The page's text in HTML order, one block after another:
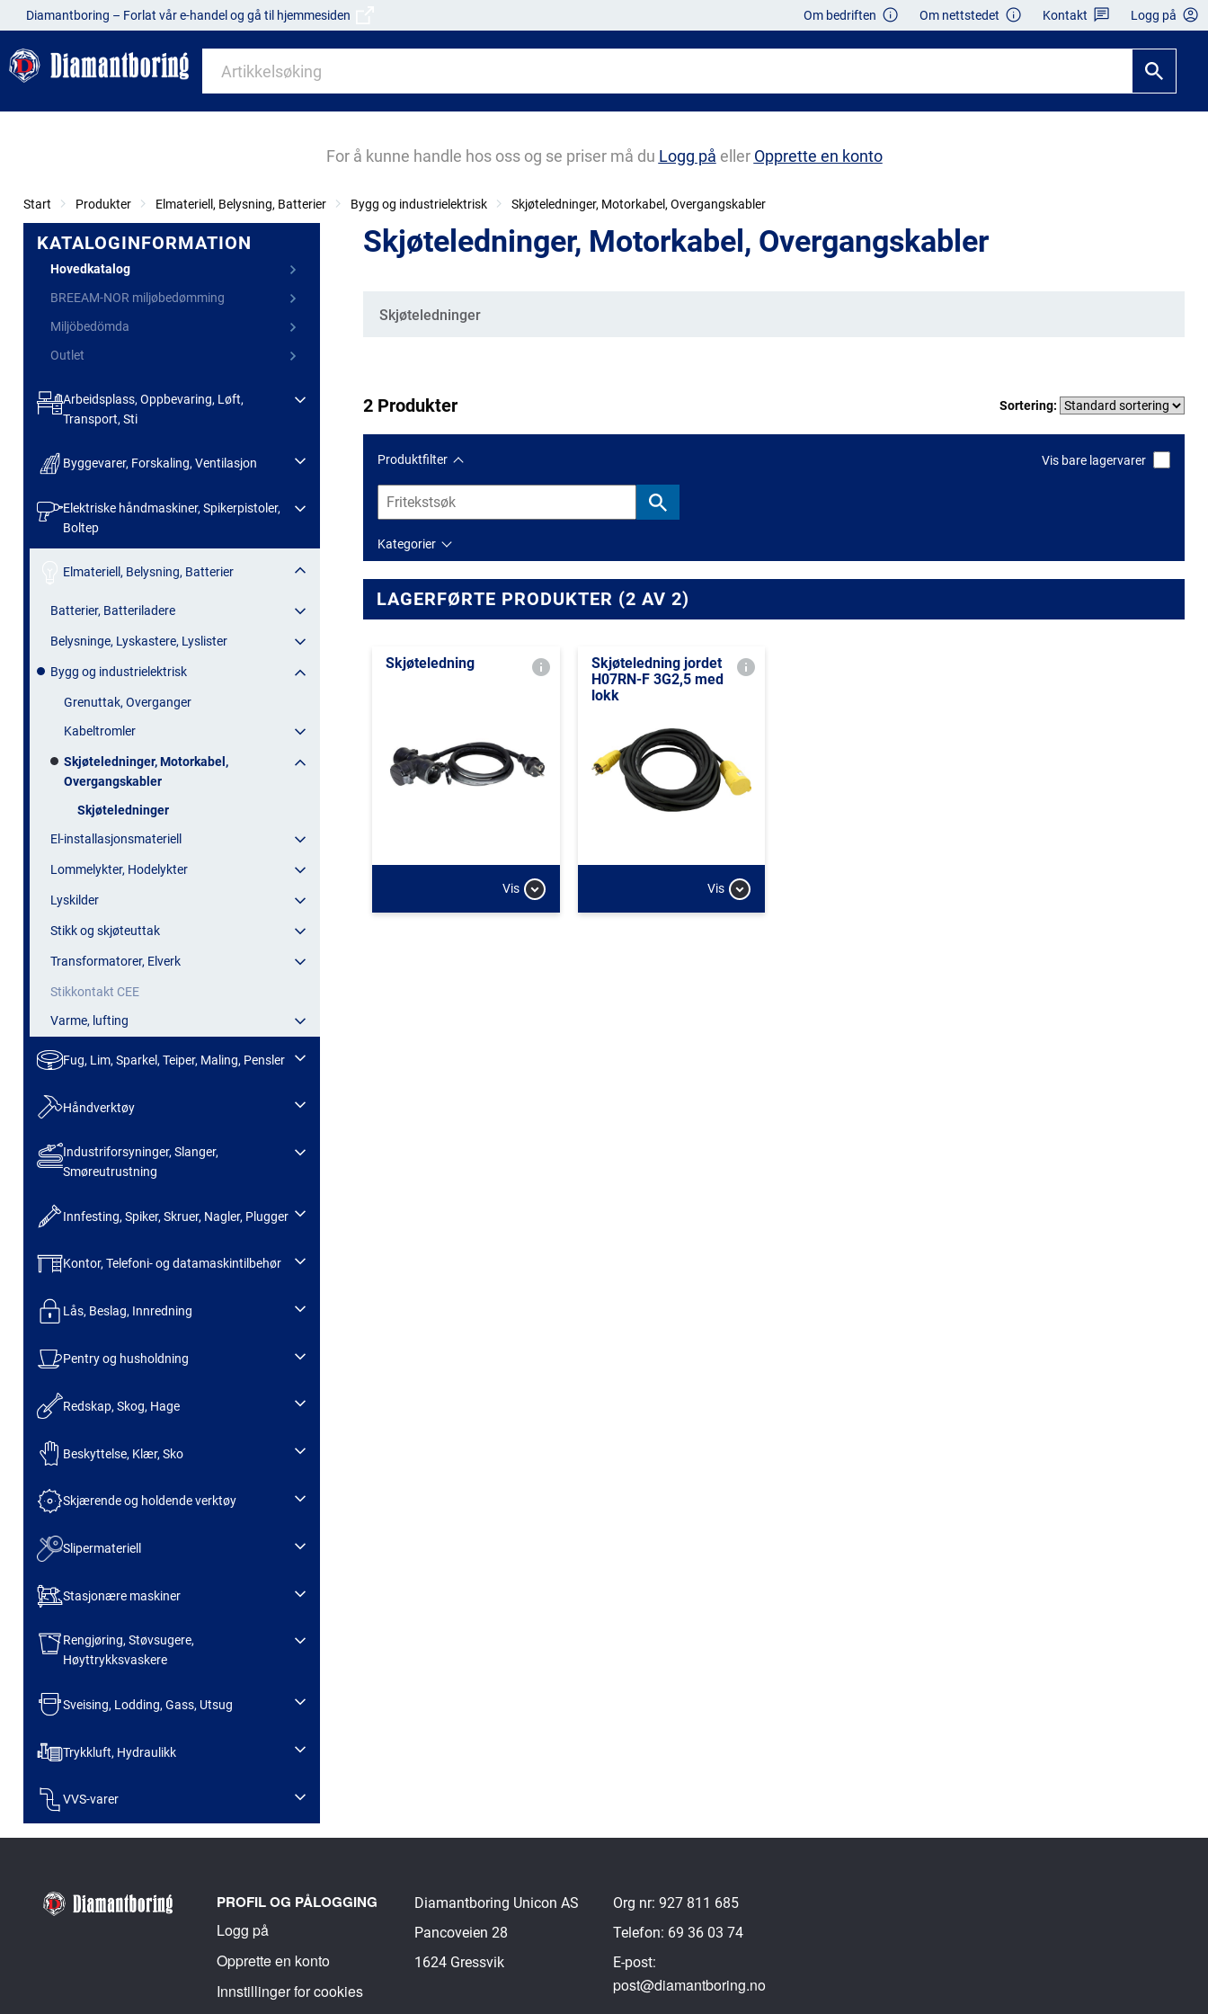
Diamantboring – Forlat vår e-handel og gå til hjemmesiden Om bedriften Om nettstedet Kontakt Logg på
For å kunne handle hos oss og se priser må du Logg på eller Opprette en konto
Start Produkter Elmateriell, Belysning, Batterier Bygg og industrielektrisk Skjøteledninger, Motorkabel, Overgangskabler
KATALOGINFORMATION
Hovedkatalog
BREEAM-NOR miljøbedømming
Miljöbedömda
Outlet
Arbeidsplass, Oppbevaring, Løft,
Transport, Sti
Byggevarer, Forskaling, Ventilasjon
Elektriske håndmaskiner, Spikerpistoler,
Boltep
Elmateriell, Belysning, Batterier
Batterier, Batteriladere
Belysninge, Lyskastere, Lyslister
Bygg og industrielektrisk
Grenuttak, Overganger
Kabeltromler
Skjøteledninger, Motorkabel,
Overgangskabler
Skjøteledninger
El-installasjonsmateriell
Lommelykter, Hodelykter
Lyskilder
Stikk og skjøteuttak
Transformatorer, Elverk
Stikkontakt CEE
Varme, lufting
Fug, Lim, Sparkel, Teiper, Maling, Pensler
Håndverktøy
Industriforsyninger, Slanger,
Smøreutrustning
Innfesting, Spiker, Skruer, Nagler, Plugger
Kontor, Telefoni- og datamaskintilbehør
Lås, Beslag, Innredning
Pentry og husholdning
Redskap, Skog, Hage
Beskyttelse, Klær, Sko
Skjærende og holdende verktøy
Slipermateriell
Stasjonære maskiner
Rengjøring, Støvsugere,
Høyttrykksvaskere
Sveising, Lodding, Gass, Utsug
Trykkluft, Hydraulikk
VVS-varer
Skjøteledninger, Motorkabel, Overgangskabler
Kategorier
Skjøteledninger
2 Produkter Sortering:
Produktfilter Vis bare lagervarer
Kategorier
LAGERFØRTE PRODUKTER (2 AV 2)
Skjøteledning
Vis
Skjøteledning jordet
H07RN-F 3G2,5 med
lokk
Vis
PROFIL OG PÅLOGGING
Logg på
Opprette en konto
Innstillinger for cookies
Diamantboring Unicon AS
Pancoveien 28
1624 Gressvik
Org nr: 927 811 685
Telefon: 69 36 03 74
E-post:
post@diamantboring.no